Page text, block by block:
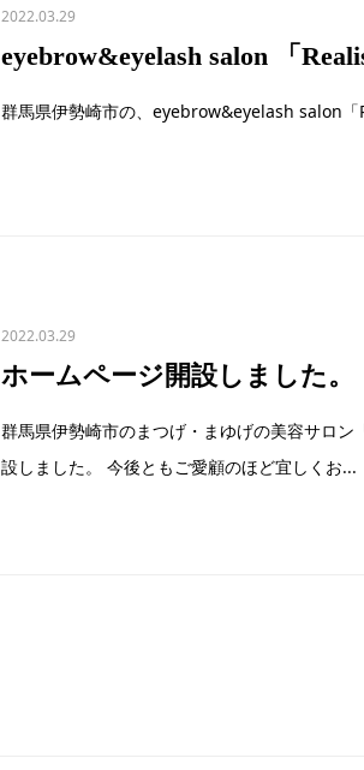
2022.03.29
eyebrow&eyelash salon 「
群馬県伊勢崎市の、eyebrow&eyelash salon「
2022.03.29
ホームページ開設しました。
群馬県伊勢崎市のまつげ・まゆげの美容サロ
設しました。 今後ともご愛顧のほど宜しくお...